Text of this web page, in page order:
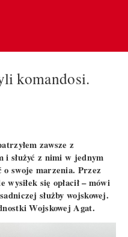
komandosi.
zawsze z
i służyć z nimi w jednym
o swoje marzenia. Przez
się opłacił – mówi
służby wojskowej.
Wojskowej Agat.